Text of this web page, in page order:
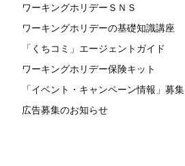
ワーキングホリデーＳＮＳ
ワーキングホリデーの基礎知識講座
「くちコミ」エージェントガイド
ワーキングホリデー保険キット
「イベント・キャンペーン情報」募集
広告募集のお知らせ